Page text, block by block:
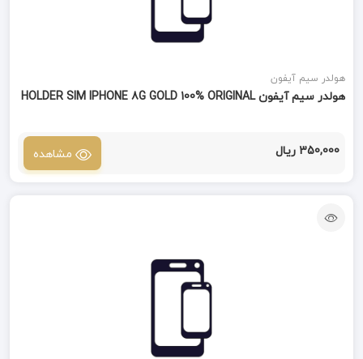
هولدر سیم آیفون
هولدر سیم آیفون HOLDER SIM IPHONE 8G GOLD 100% ORIGINAL
350,000 ریال مشاهده